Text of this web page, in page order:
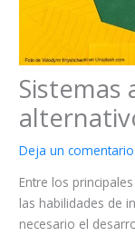
Sistemas
Deja un comentario
Entre los
las habilidades de
necesario el